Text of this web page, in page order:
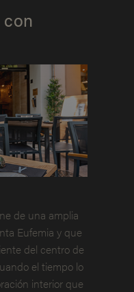
de una amplia
Eufemia y que
del centro de
el tiempo lo
interior que